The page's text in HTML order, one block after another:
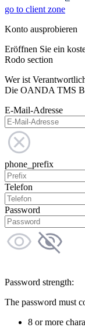
go to client zone
Konto ausprobieren
Eröffnen Sie ein
Rodo section
Wer ist
Die OANDA TMS
E-Mail-Adresse
phone_prefix
Telefon
Password
Password strength:
The password must
8 or more